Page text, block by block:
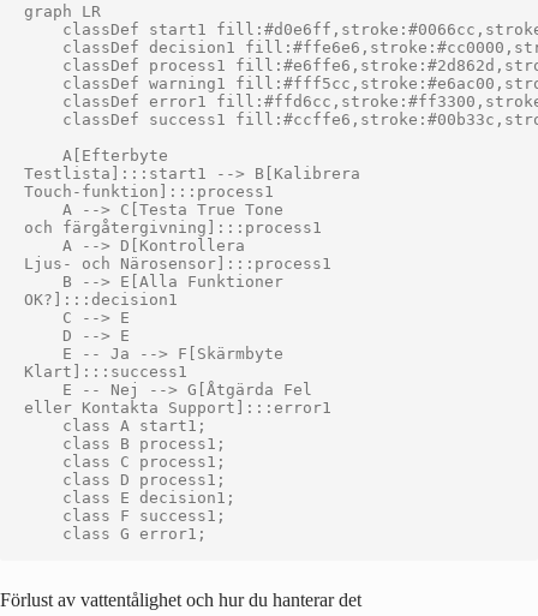
graph LR
classDef start1
classDef decision1
classDef process1
classDef warning1
classDef error1
classDef success1
    A[Efterbyte
Testlista]:::start1 --> B[Kalibrera
Touch-funktion]:::process1
    A --> C[Testa True Tone
och färgåtergivning]:::process1
    A --> D[Kontrollera
Ljus- och Närosensor]:::process1
    B --> E[Alla Funktioner
OK?]:::decision1
    C --> E
    D --> E
    E -- Ja --> F[Skärmbyte
Klart]:::success1
    E -- Nej --> G[Åtgärda Fel
eller Kontakta Support]:::error1
    class A start1;
    class B process1;
    class C process1;
    class D process1;
    class E decision1;
    class F success1;
Förlust av vattentålighet och hur du hanterar det